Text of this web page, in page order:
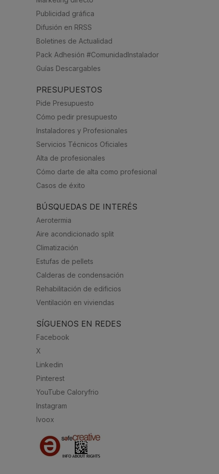
Publicidad gráfica
Difusión en RRSS
Boletines de Actualidad
Pack Adhesión #ComunidadInstalador
Guías Descargables
PRESUPUESTOS
Pide Presupuesto
Cómo pedir presupuesto
Instaladores y Profesionales
Servicios Técnicos Oficiales
Alta de profesionales
Cómo darte de alta como profesional
Casos de éxito
BÚSQUEDAS DE INTERÉS
Aerotermia
Aire acondicionado split
Climatización
Estufas de pellets
Calderas de condensación
Rehabilitación de edificios
Ventilación en viviendas
SÍGUENOS EN REDES
Facebook
X
Linkedin
Pinterest
YouTube Caloryfrio
Instagram
Ivoox